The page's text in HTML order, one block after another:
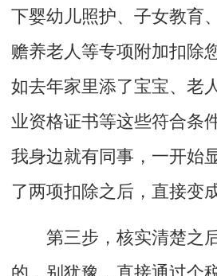
下婴幼儿照护、子女教育
赡养老人等专项附加扣除
如去年家里添了宝宝、老
业资格证书等这些符合条
我身边就有同事，一开始
了两项扣除之后，直接变
第三步，核实清楚之
的，别犹豫，直接通过个